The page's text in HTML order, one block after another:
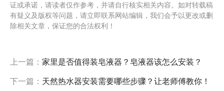
证或承诺，请读者仅作参考，并请自行核实相关内容。如对转载稿
有疑义及版权等问题，请立即联系网站编辑，我们会予以更改或删
除相关文章，保证您的合法权利！
上一篇： 家里是否值得装皂液器？皂液器该怎么安装？
下一篇： 天然热水器安装需要哪些步骤？让老师傅教你！